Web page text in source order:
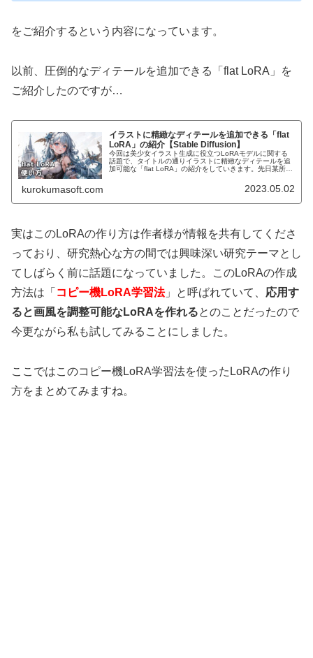
をご紹介するという内容になっています。
以前、圧倒的なディテールを追加できる「flat LoRA」を
ご紹介したのですが…
イラストに精緻なディテールを追加できる「flat
LoRA」の紹介【Stable Diffusion】
今回は美少女イラスト生成に役立つLoRAモデルに関する
話題で、タイトルの通りイラストに精緻なディテールを追
加可能な「flat LoRA」の紹介をしていきます。先日某所で
kurokumasoft.com 2023.05.02
実はこのLoRAの作り方は作者様が情報を共有してくださ
っており、研究熱心な方の間では興味深い研究テーマとし
てしばらく前に話題になっていました。このLoRAの作成
方法は「 コピー機LoRA学習法」と呼ばれていて、 応用す
ると画風を調整可能なLoRAを作れるとのことだったので
今更ながら私も試してみることにしました。
ここではこのコピー機LoRA学習法を使ったLoRAの作り
方をまとめてみますね。